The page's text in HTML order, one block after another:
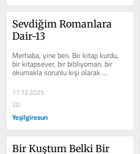
Sevdiğim Romanlara
Dair-13
Merhaba, yine ben. Bir kitap kurdu,
bir kitapsever, bir bibliyoman, bir
okumakla sorunlu kişi olarak
huzurlarınızdayım yine.  Epeydir
ortalıkta...
17.12.2025
20
Yeşilgiresun
Bir Kuştum Belki Bir